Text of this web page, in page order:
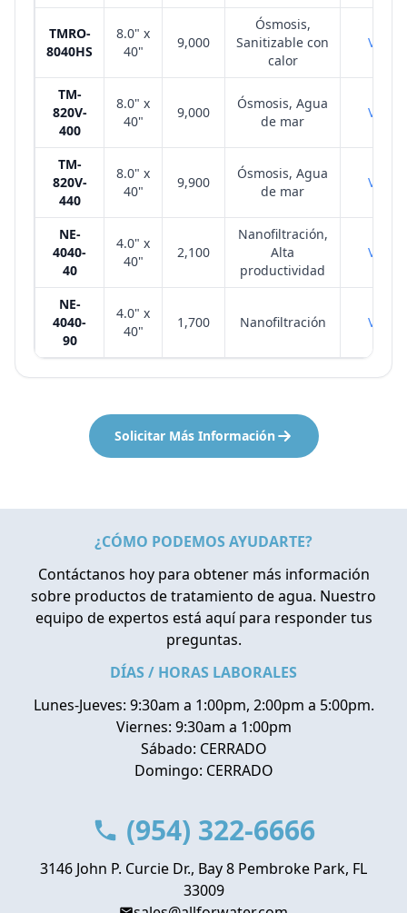
TMRO-
8040HS
8.0" x
40"
9,000
Ósmosis,
Sanitizable con
calor
VER
TM-
820V-
400
8.0" x
40"
9,000
Ósmosis, Agua
de mar
VER
TM-
820V-
440
8.0" x
40"
9,900
Ósmosis, Agua
de mar
VER
NE-
4040-
40
4.0" x
40"
2,100
Nanofiltración,
Alta
productividad
VER
NE-
4040-
90
4.0" x
40"
1,700 Nanofiltración VER
Solicitar Más Información
¿CÓMO PODEMOS AYUDARTE?
Contáctanos hoy para obtener más información
sobre productos de tratamiento de agua. Nuestro
equipo de expertos está aquí para responder tus
preguntas.
DÍAS / HORAS LABORALES
Lunes-Jueves: 9:30am a 1:00pm, 2:00pm a 5:00pm.
Viernes: 9:30am a 1:00pm
Sábado: CERRADO
Domingo: CERRADO
(954) 322-6666
3146 John P. Curcie Dr., Bay 8 Pembroke Park, FL
33009